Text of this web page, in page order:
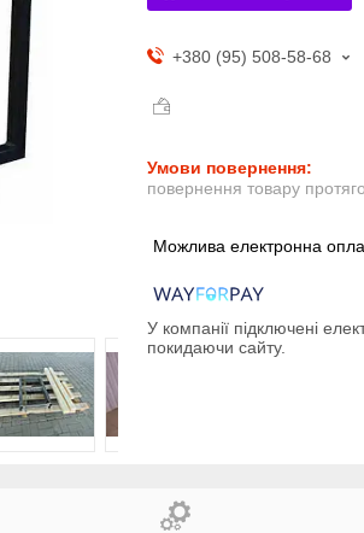
+380 (95) 508-58-68
повернення товару
У компанії підключені
покидаючи сайту.